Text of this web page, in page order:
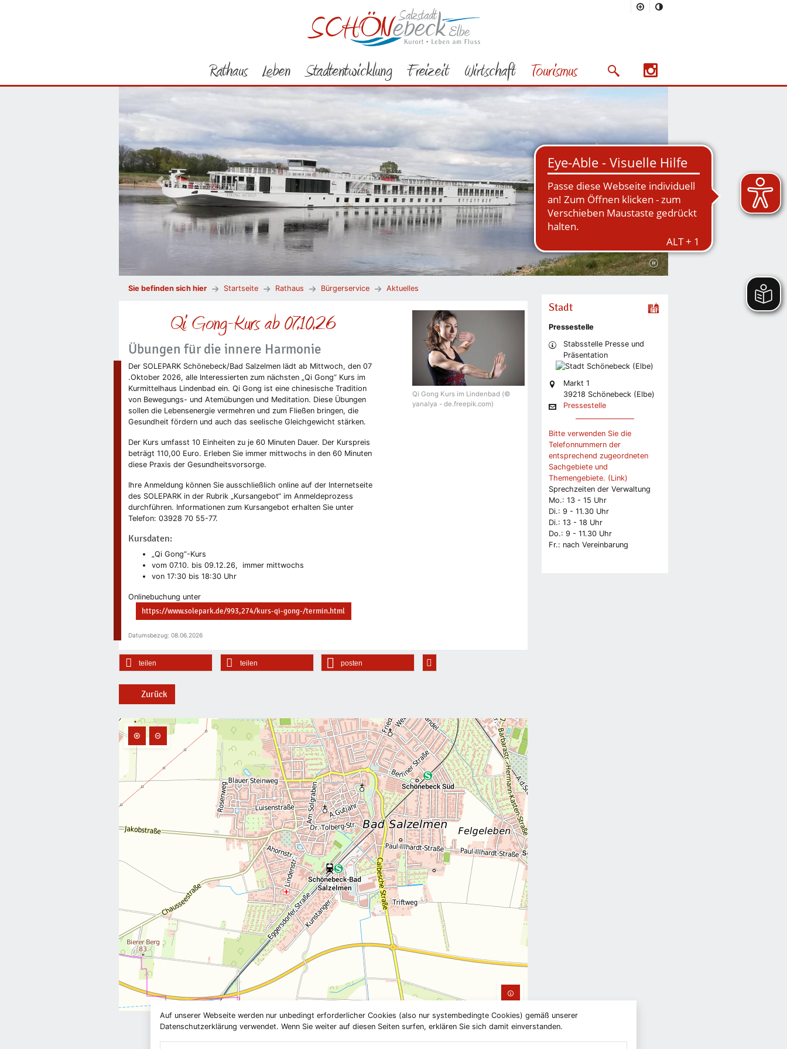
Auf unserer Webseite werden nur unbedingt erforderlicher Cookies (also nur systembedingte Cookies) gemäß unserer
Datenschutzerklärung verwendet. Wenn Sie weiter auf diesen Seiten surfen, erklären Sie sich damit einverstanden.
Rathaus Leben Stadtentwicklung Freizeit Wirtschaft Tourismus Suchmaske öffnen/schließen
Vorheriges Bild Nächstes Bild
Sie befinden sich hier Startseite Rathaus Bürgerservice Aktuelles
Qi Gong-Kurs ab 07.10.26
Übungen für die innere Harmonie
Der SOLEPARK Schönebeck/Bad Salzelmen lädt ab Mittwoch, den 07
.Oktober 2026, alle Interessierten zum nächsten „Qi Gong“ Kurs im
Kurmittelhaus Lindenbad ein. Qi Gong ist eine chinesische Tradition
von Bewegungs- und Atemübungen und Meditation. Diese Übungen
sollen die Lebensenergie vermehren und zum Fließen bringen, die
Gesundheit fördern und auch das seelische Gleichgewicht stärken.
Der Kurs umfasst 10 Einheiten zu je 60 Minuten Dauer. Der Kurspreis
beträgt 110,00 Euro. Erleben Sie immer mittwochs in den 60 Minuten
diese Praxis der Gesundheitsvorsorge.
Ihre Anmeldung können Sie ausschließlich online auf der Internetseite
des SOLEPARK in der Rubrik „Kursangebot“ im Anmeldeprozess
durchführen. Informationen zum Kursangebot erhalten Sie unter
Telefon: 03928 70 55-77.
Kursdaten:
„Qi Gong“-Kurs
vom 07.10. bis 09.12.26, immer mittwochs
von 17:30 bis 18:30 Uhr
Onlinebuchung unter
https://www.solepark.de/993,274/kurs-qi-gong-/termin.html
Datumsbezug: 08.06.2026
Qi Gong Kurs im Lindenbad (©
yanalya - de.freepik.com)
teilen teilen posten
Zurück
Stadt
Pressestelle
Stabsstelle Presse und
Präsentation
Markt 1
39218 Schönebeck (Elbe)
Pressestelle
Bitte verwenden Sie die
Telefonnummern der
entsprechend zugeordneten
Sachgebiete und
Themengebiete. (Link)
Sprechzeiten der Verwaltung
Mo.: 13 - 15 Uhr
Di.: 9 - 11.30 Uhr
Di.: 13 - 18 Uhr
Do.: 9 - 11.30 Uhr
Fr.: nach Vereinbarung